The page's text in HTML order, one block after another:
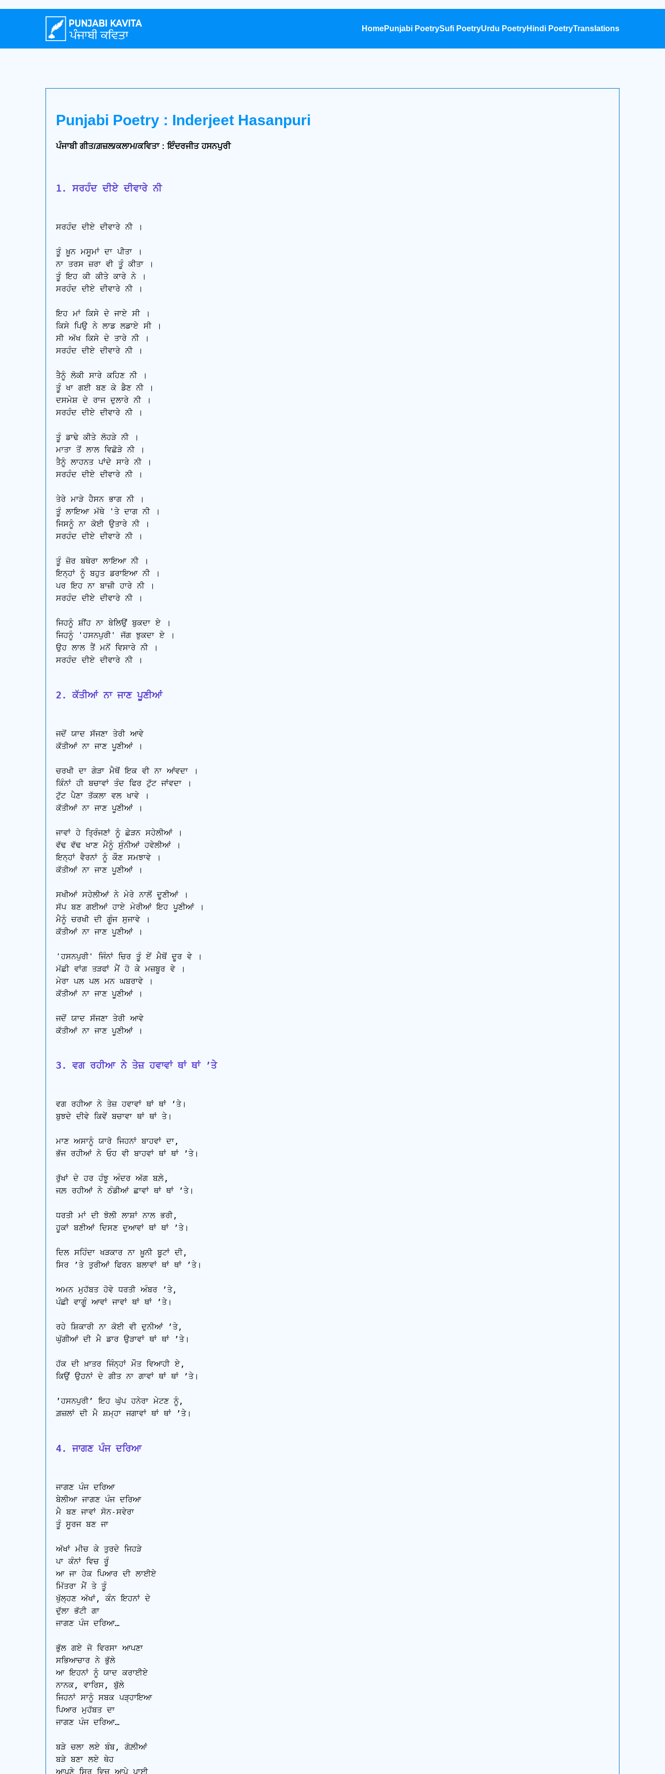
HomePunjabi PoetrySufi PoetryUrdu PoetryHindi PoetryTranslations
Punjabi Poetry : Inderjeet Hasanpuri
ਪੰਜਾਬੀ ਗੀਤ/ਗ਼ਜ਼ਲ/ਕਲਾਮ/ਕਵਿਤਾ : ਇੰਦਰਜੀਤ ਹਸਨਪੁਰੀ
1. ਸਰਹੰਦ ਦੀਏ ਦੀਵਾਰੇ ਨੀ
ਸਰਹੰਦ ਦੀਏ ਦੀਵਾਰੇ ਨੀ ।
ਤੂੰ ਖ਼ੂਨ ਮਸੂਮਾਂ ਦਾ ਪੀਤਾ ।
ਨਾ ਤਰਸ ਜ਼ਰਾ ਵੀ ਤੂੰ ਕੀਤਾ ।
ਤੂੰ ਇਹ ਕੀ ਕੀਤੇ ਕਾਰੇ ਨੇ ।
ਸਰਹੰਦ ਦੀਏ ਦੀਵਾਰੇ ਨੀ ।
ਇਹ ਮਾਂ ਕਿਸੇ ਦੇ ਜਾਏ ਸੀ ।
ਕਿਸੇ ਪਿਉ ਨੇ ਲਾਡ ਲਡਾਏ ਸੀ ।
ਸੀ ਅੱਖ ਕਿਸੇ ਦੇ ਤਾਰੇ ਨੀ ।
ਸਰਹੰਦ ਦੀਏ ਦੀਵਾਰੇ ਨੀ ।
ਤੈਨੂੰ ਲੋਕੀ ਸਾਰੇ ਕਹਿਣ ਨੀ ।
ਤੂੰ ਖਾ ਗਈ ਬਣ ਕੇ ਡੈਣ ਨੀ ।
ਦਸਮੇਸ਼ ਦੇ ਰਾਜ ਦੁਲਾਰੇ ਨੀ ।
ਸਰਹੰਦ ਦੀਏ ਦੀਵਾਰੇ ਨੀ ।
ਤੂੰ ਡਾਢੇ ਕੀਤੇ ਲੋਹੜੇ ਨੀ ।
ਮਾਤਾ ਤੋਂ ਲਾਲ ਵਿਛੋੜੇ ਨੀ ।
ਤੈਨੂੰ ਲਾਹਨਤ ਪਾਂਦੇ ਸਾਰੇ ਨੀ ।
ਸਰਹੰਦ ਦੀਏ ਦੀਵਾਰੇ ਨੀ ।
ਤੇਰੇ ਮਾੜੇ ਹੈਸਨ ਭਾਗ ਨੀ ।
ਤੂੰ ਲਾਇਆ ਮੱਥੇ 'ਤੇ ਦਾਗ ਨੀ ।
ਜਿਸਨੂੰ ਨਾ ਕੋਈ ਉਤਾਰੇ ਨੀ ।
ਸਰਹੰਦ ਦੀਏ ਦੀਵਾਰੇ ਨੀ ।
ਤੂੰ ਜ਼ੋਰ ਬਥੇਰਾ ਲਾਇਆ ਨੀ ।
ਇਨ੍ਹਾਂ ਨੂੰ ਬਹੁਤ ਡਰਾਇਆ ਨੀ ।
ਪਰ ਇਹ ਨਾ ਬਾਜ਼ੀ ਹਾਰੇ ਨੀ ।
ਸਰਹੰਦ ਦੀਏ ਦੀਵਾਰੇ ਨੀ ।
ਜਿਹਨੂੰ ਸ਼ੀਂਹ ਨਾ ਬੇਲਿਉਂ ਬੁਕਦਾ ਏ ।
ਜਿਹਨੂੰ 'ਹਸਨਪੁਰੀ' ਜੱਗ ਝੁਕਦਾ ਏ ।
ਉਹ ਲਾਲ ਤੈਂ ਮਨੋਂ ਵਿਸਾਰੇ ਨੀ ।
ਸਰਹੰਦ ਦੀਏ ਦੀਵਾਰੇ ਨੀ ।
2. ਕੱਤੀਆਂ ਨਾ ਜਾਣ ਪੂਣੀਆਂ
ਜਦੋਂ ਯਾਦ ਸੱਜਣਾ ਤੇਰੀ ਆਵੇ
ਕੱਤੀਆਂ ਨਾ ਜਾਣ ਪੂਣੀਆਂ ।
ਚਰਖੀ ਦਾ ਗੇੜਾ ਮੈਥੋਂ ਇਕ ਵੀ ਨਾ ਆਂਵਦਾ ।
ਕਿੰਨਾਂ ਹੀ ਬਚਾਵਾਂ ਤੰਦ ਫਿਰ ਟੁੱਟ ਜਾਂਵਦਾ ।
ਟੁੱਟ ਪੈਣਾ ਤੱਕਲਾ ਵਲ ਖਾਵੇ ।
ਕੱਤੀਆਂ ਨਾ ਜਾਣ ਪੂਣੀਆਂ ।
ਜਾਵਾਂ ਹੇ ਤ੍ਰਿੰਜਣਾਂ ਨੂੰ ਛੇੜਨ ਸਹੇਲੀਆਂ ।
ਵੱਢ ਵੱਢ ਖਾਣ ਮੈਨੂੰ ਸੁੰਨੀਆਂ ਹਵੇਲੀਆਂ ।
ਇਨ੍ਹਾਂ ਵੈਰਨਾਂ ਨੂੰ ਕੌਣ ਸਮਝਾਵੇ ।
ਕੱਤੀਆਂ ਨਾ ਜਾਣ ਪੂਣੀਆਂ ।
ਸਖੀਆਂ ਸਹੇਲੀਆਂ ਨੇ ਮੇਰੇ ਨਾਲੋਂ ਦੂਣੀਆਂ ।
ਸੱਪ ਬਣ ਗਈਆਂ ਹਾਏ ਮੇਰੀਆਂ ਇਹ ਪੂਣੀਆਂ ।
ਮੈਨੂੰ ਚਰਖੀ ਦੀ ਗੂੰਜ ਸੁਜਾਵੇ ।
ਕੱਤੀਆਂ ਨਾ ਜਾਣ ਪੂਣੀਆਂ ।
'ਹਸਨਪੁਰੀ' ਜਿੰਨਾਂ ਚਿਰ ਤੂੰ ਏਂ ਮੈਥੋਂ ਦੂਰ ਵੇ ।
ਮੱਛੀ ਵਾਂਗ ਤੜਫਾਂ ਮੈਂ ਹੋ ਕੇ ਮਜ਼ਬੂਰ ਵੇ ।
ਮੇਰਾ ਪਲ ਪਲ ਮਨ ਘਬਰਾਵੇ ।
ਕੱਤੀਆਂ ਨਾ ਜਾਣ ਪੂਣੀਆਂ ।
ਜਦੋਂ ਯਾਦ ਸੱਜਣਾ ਤੇਰੀ ਆਵੇ
ਕੱਤੀਆਂ ਨਾ ਜਾਣ ਪੂਣੀਆਂ ।
3. ਵਗ ਰਹੀਆ ਨੇ ਤੇਜ਼ ਹਵਾਵਾਂ ਥਾਂ ਥਾਂ ʼਤੇ
ਵਗ ਰਹੀਆ ਨੇ ਤੇਜ਼ ਹਵਾਵਾਂ ਥਾਂ ਥਾਂ ʼਤੇ।
ਬੁਝਦੇ ਦੀਵੇ ਕਿਵੇਂ ਬਚਾਵਾ ਥਾਂ ਥਾਂ ਤੇ।
ਮਾਣ ਅਸਾਨੂੰ ਯਾਰੋ ਜਿਹਨਾਂ ਬਾਹਵਾਂ ਦਾ,
ਭੱਜ ਰਹੀਆਂ ਨੇ ਓਹ ਵੀ ਬਾਹਵਾਂ ਥਾਂ ਥਾਂ ʼਤੇ।
ਰੁੱਖਾਂ ਦੇ ਹਰ ਹੰਝੂ ਅੰਦਰ ਅੱਗ ਬਲ਼ੇ,
ਜਲ਼ ਰਹੀਆਂ ਨੇ ਠੰਡੀਆਂ ਛਾਵਾਂ ਥਾਂ ਥਾਂ ʼਤੇ।
ਧਰਤੀ ਮਾਂ ਦੀ ਝੋਲੀ ਲਾਸ਼ਾਂ ਨਾਲ ਭਰੀ,
ਹੂਕਾਂ ਬਣੀਆਂ ਦਿਸਣ ਦੁਆਵਾਂ ਥਾਂ ਥਾਂ ʼਤੇ।
ਦਿਲ ਸਹਿੰਦਾ ਖੜਕਾਰ ਨਾ ਖ਼ੂਨੀ ਬੂਟਾਂ ਦੀ,
ਸਿਰ ʼਤੇ ਤੁਰੀਆਂ ਫਿਰਨ ਬਲਾਵਾਂ ਥਾਂ ਥਾਂ ʼਤੇ।
ਅਮਨ ਮੁਹੱਬਤ ਹੋਵੇ ਧਰਤੀ ਅੰਬਰ ʼਤੇ,
ਪੰਛੀ ਵਾਗੂੰ ਆਵਾਂ ਜਾਵਾਂ ਥਾਂ ਥਾਂ ʼਤੇ।
ਰਹੇ ਸ਼ਿਕਾਰੀ ਨਾ ਕੋਈ ਵੀ ਦੁਨੀਆਂ ʼਤੇ,
ਘੁੱਗੀਆਂ ਦੀ ਮੈ ਡਾਰ ਉੜਾਵਾਂ ਥਾਂ ਥਾਂ ʼਤੇ।
ਹੱਕ ਦੀ ਖ਼ਾਤਰ ਜਿੰਨ੍ਹਾਂ ਮੌਤ ਵਿਆਹੀ ਏ,
ਕਿਉਂ ਉਹਨਾਂ ਦੇ ਗੀਤ ਨਾ ਗਾਵਾਂ ਥਾਂ ਥਾਂ ʼਤੇ।
ʼਹਸਨਪੁਰੀʼ ਇਹ ਘੁੱਪ ਹਨੇਰਾ ਮੇਟਣ ਨੂੰ,
ਗ਼ਜ਼ਲਾਂ ਦੀ ਮੈ ਸ਼ਮ੍ਹਾ ਜਗਾਵਾਂ ਥਾਂ ਥਾਂ ʼਤੇ।
4. ਜਾਗਣ ਪੰਜ ਦਰਿਆ
ਜਾਗਣ ਪੰਜ ਦਰਿਆ
ਬੇਲੀਆ ਜਾਗਣ ਪੰਜ ਦਰਿਆ
ਮੈ ਬਣ ਜਾਵਾਂ ਸੋਨ-ਸਵੇਰਾ
ਤੂੰ ਸੂਰਜ ਬਣ ਜਾ
ਅੱਖਾਂ ਮੀਚ ਕੇ ਤੁਰਦੇ ਜਿਹੜੇ
ਪਾ ਕੰਨਾਂ ਵਿਚ ਰੂੰ
ਆ ਜਾ ਹੇਕ ਪਿਆਰ ਦੀ ਲਾਈਏ
ਮਿੱਤਰਾ ਮੈਂ ਤੇ ਤੂੰ
ਖੁੱਲ੍ਹਣ ਅੱਖਾਂ, ਕੰਨ ਇਹਨਾਂ ਦੇ
ਦੁੱਲਾ ਭੱਟੀ ਗਾ
ਜਾਗਣ ਪੰਜ ਦਰਿਆ…
ਭੁੱਲ ਗਏ ਜੋ ਵਿਰਸਾ ਆਪਣਾ
ਸਭਿਆਚਾਰ ਨੇ ਭੁੱਲੇ
ਆ ਇਹਨਾਂ ਨੂੰ ਯਾਦ ਕਰਾਈਏ
ਨਾਨਕ, ਵਾਰਿਸ, ਬੁੱਲੇ
ਜਿਹਨਾਂ ਸਾਨੂੰ ਸਬਕ ਪੜ੍ਹਾਇਆ
ਪਿਆਰ ਮੁਹੱਬਤ ਦਾ
ਜਾਗਣ ਪੰਜ ਦਰਿਆ…
ਬੜੇ ਚਲਾ ਲਏ ਬੰਬ, ਗੋਲ਼ੀਆਂ
ਬੜੇ ਬਣਾ ਲਏ ਥੇਹ
ਆਪਣੇ ਸਿਰ ਵਿਚ ਆਪੇ ਪਾਈ